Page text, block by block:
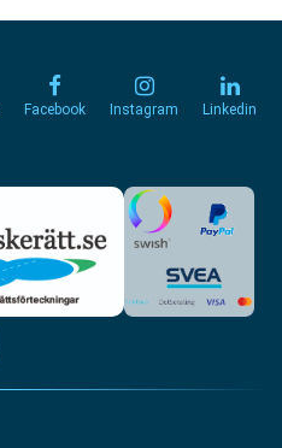
Facebook Instagram Linkedin